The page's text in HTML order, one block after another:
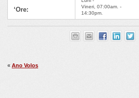
‘Ore:
Vineri, 07:00am. -
14:30pm.
« Ano Volos